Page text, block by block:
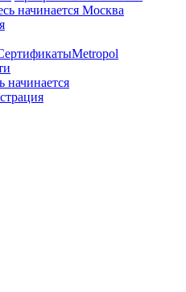
начинается Москва
Metropol
начинается